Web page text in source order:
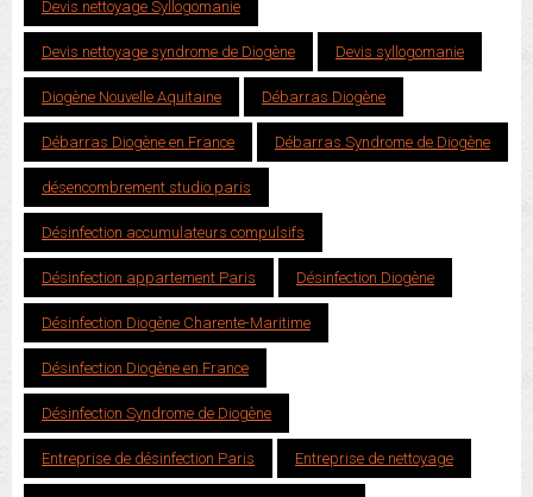
Devis nettoyage Syllogomanie
Devis nettoyage syndrome de Diogène Devis syllogomanie
Diogène Nouvelle Aquitaine Débarras Diogène
Débarras Diogène en France Débarras Syndrome de Diogène
désencombrement studio paris
Désinfection accumulateurs compulsifs
Désinfection appartement Paris Désinfection Diogène
Désinfection Diogène Charente-Maritime
Désinfection Diogène en France
Désinfection Syndrome de Diogène
Entreprise de désinfection Paris Entreprise de nettoyage